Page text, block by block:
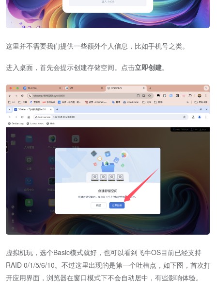
这里并不需要我们提供一些额外个人信息，比如手机号之类。
进入桌面，首先会提示创建存储空间。点击立即创建。
虚拟机玩，选个Basic模式就好，也可以看到飞牛OS目前已经支持
RAID 0/1/5/6/10。不过这里出现的是第一个吐槽点，如下图，首次打
开应用界面，浏览器在窗口模式下不会自动居中，有些影响体验。